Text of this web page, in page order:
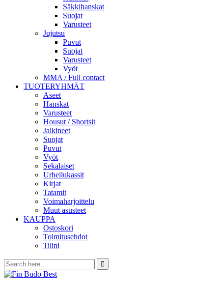
Säkkihanskat
Suojat
Varusteet
Jujutsu
Puvut
Suojat
Varusteet
Vyöt
MMA / Full contact
TUOTERYHMÄT
Aseet
Hanskat
Varusteet
Housut / Shortsit
Jalkineet
Suojat
Puvut
Vyöt
Sekalaiset
Urheilukassit
Kirjat
Tatamit
Voimaharjoittelu
Muut asusteet
KAUPPA
Ostoskori
Toimitusehdot
Tilini